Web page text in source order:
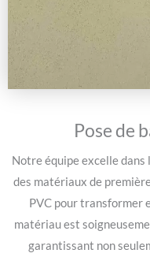
Pose de
Notre équipe excelle dans
des matériaux de
PVC pour transformer
matériau est
garantissant non